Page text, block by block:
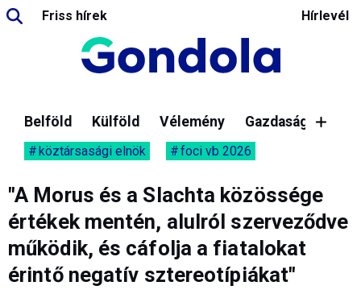
Friss hírek Hírlevél
Belföld Külföld Vélemény Gazdaság
köztársasági elnök foci vb 2026
"A Morus és a Slachta közössége
értékek mentén, alulról szerveződve
működik, és cáfolja a fiatalokat
érintő negatív sztereotípiákat"